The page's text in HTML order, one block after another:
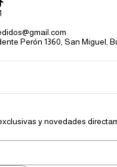
Perón 1360, San Miguel,
y novedades